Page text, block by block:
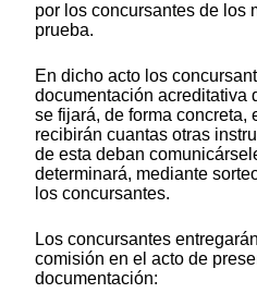
por los concursantes de los
prueba.
En dicho acto los
documentación acreditativa
se fijará, de forma concreta,
recibirán cuantas otras
de esta deban
determinará, mediante
los concursantes.
Los concursantes
comisión en el acto de
documentación: